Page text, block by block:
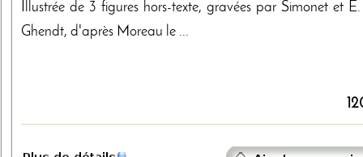
Illustrée de 3 figures hors-texte, gravées par Simonet et
Ghendt, d'après Moreau le ...